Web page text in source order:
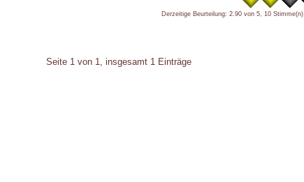
Derzeitige Beurteilung: 2.90 von 5, 10 Stimme(n)
Seite 1 von 1, insgesamt 1 Einträge